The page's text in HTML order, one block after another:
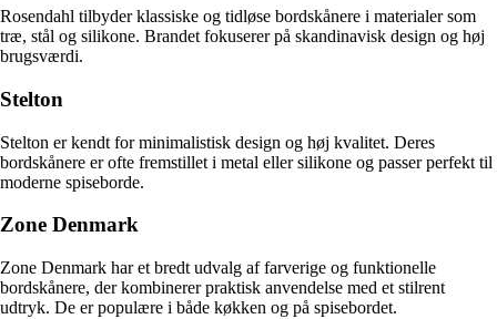
Rosendahl tilbyder klassiske og tidløse bordskånere i materialer som
træ, stål og silikone. Brandet fokuserer på skandinavisk design og høj
brugsværdi.
Stelton
Stelton er kendt for minimalistisk design og høj kvalitet. Deres
bordskånere er ofte fremstillet i metal eller silikone og passer perfekt til
moderne spiseborde.
Zone Denmark
Zone Denmark har et bredt udvalg af farverige og funktionelle
bordskånere, der kombinerer praktisk anvendelse med et stilrent
udtryk. De er populære i både køkken og på spisebordet.